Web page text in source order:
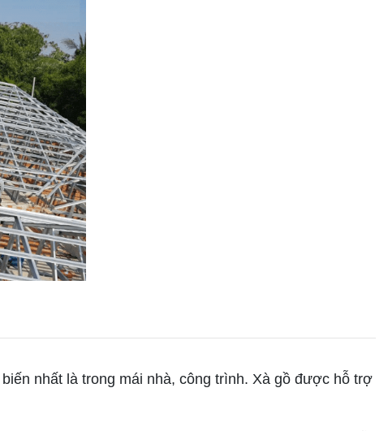
nhất là trong mái nhà, công trình. Xà gồ được hỗ trợ